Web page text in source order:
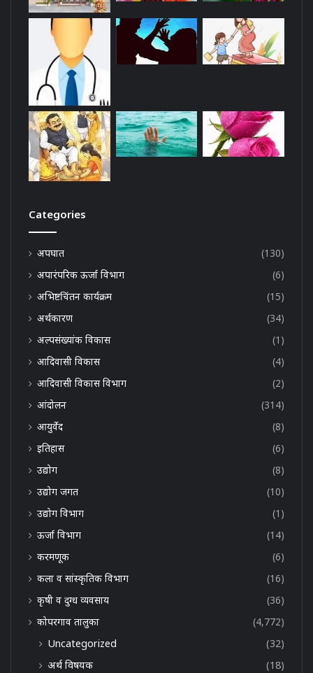
Categories
अपघात
(130)
अपारंपरिक ऊर्जा विभाग
(6)
अभिष्टचिंतन कार्यक्रम
(15)
अर्थकारण
(34)
अल्पसंख्यांक विकास
(1)
आदिवासी विकास
(4)
आदिवासी विकास विभाग
(2)
आंदोलन
(314)
आयुर्वेद
(8)
इतिहास
(6)
उद्योग
(8)
उद्योग जगत
(10)
उद्योग विभाग
(1)
ऊर्जा विभाग
(14)
करमणूक
(6)
कला व सांस्कृतिक विभाग
(16)
कृषी व दुग्ध व्यवसाय
(36)
कोपरगाव तालुका
(4,772)
Uncategorized
(32)
अर्थ विषयक
(18)